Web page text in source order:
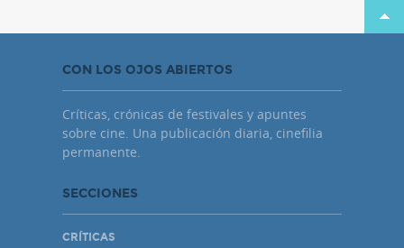
CON LOS OJOS ABIERTOS
Críticas, crónicas de festivales y apuntes
sobre cine. Una publicación diaria, cinefilia
permanente.
SECCIONES
CRÍTICAS